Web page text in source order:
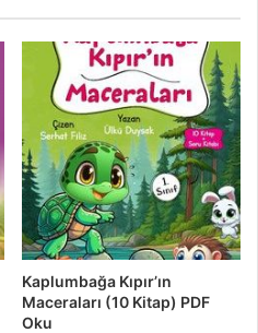
Kaplumbağa Kıpır’ın
Maceraları (10 Kitap) PDF
Oku